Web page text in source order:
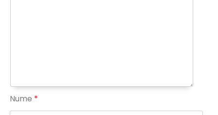
Nume *